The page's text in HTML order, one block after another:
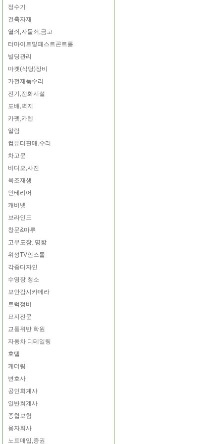
정수기
건축자재
열쇠,자물쇠,금고
터마이트및페스트콘트롤
빌딩관리
마켓(식당)장비
가전제품수리
전기,전화시설
도배,벽지
카펫,카텐
알람
컴퓨터판매,수리
차고문
비디오,사진
욕조재생
인테리어
캐비넷
브라인드
창문&마루
고무도장, 명함
위성TV인스톨
각종디자인
수영장 청소
보안감시카메라
트럭정비
묘지전문
교통위반 학원
자동차 디테일링
호텔
케더링
변호사
공인회계사
일반회계사
종합보험
융자회사
노트매입,증권